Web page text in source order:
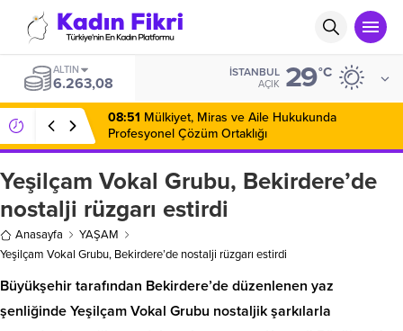
ALTIN
6.263,08
İSTANBUL
AÇIK 29°C
08:51 Mülkiyet, Miras ve Aile Hukukunda
Profesyonel Çözüm Ortaklığı
Yeşilçam Vokal Grubu, Bekirdere’de
nostalji rüzgarı estirdi
Anasayfa
YAŞAM
Yeşilçam Vokal Grubu, Bekirdere’de nostalji rüzgarı estirdi
Büyükşehir tarafından Bekirdere’de düzenlenen yaz
şenliğinde Yeşilçam Vokal Grubu nostaljik şarkılarla